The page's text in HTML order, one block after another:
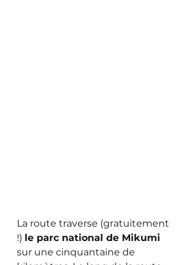
La route traverse (gratuitement
!) le parc national de Mikumi
sur une cinquantaine de